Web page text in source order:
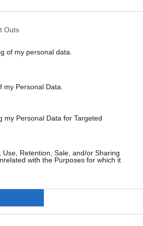
Outs
of my personal data.
Personal Data.
my Personal Data for Targeted
Retention, Sale, and/or Sharing
with the Purposes for which it
αυξανόμενης έντασης μεταξύ Πεκίνου